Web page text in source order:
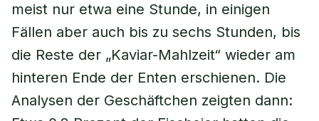
meist nur etwa eine Stunde, in einigen
Fällen aber auch bis zu sechs Stunden, bis
die Reste der „Kaviar-Mahlzeit“ wieder am
hinteren Ende der Enten erschienen. Die
Analysen der Geschäftchen zeigten dann: